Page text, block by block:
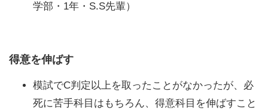
学部・1年・S.S先輩）
得意を伸ばす
模試でC判定以上を取ったことがなかったが、必
死に苦手科目はもちろん、得意科目を伸ばすこと